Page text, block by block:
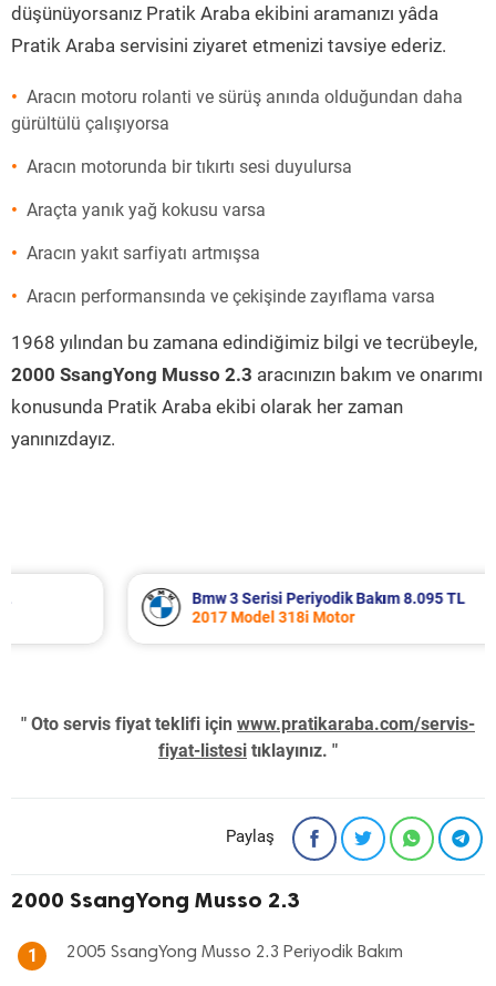
düşünüyorsanız Pratik Araba ekibini aramanızı yâda
Pratik Araba servisini ziyaret etmenizi tavsiye ederiz.
Aracın motoru rolanti ve sürüş anında olduğundan daha
gürültülü çalışıyorsa
Aracın motorunda bir tıkırtı sesi duyulursa
Araçta yanık yağ kokusu varsa
Aracın yakıt sarfiyatı artmışsa
Aracın performansında ve çekişinde zayıflama varsa
1968 yılından bu zamana edindiğimiz bilgi ve tecrübeyle,
2000 SsangYong Musso 2.3 aracınızın bakım ve onarımı
konusunda Pratik Araba ekibi olarak her zaman
yanınızdayız.
Bmw 3 Serisi Periyodik Bakım 8.095 TL
2017 Model 318i Motor
" Oto servis fiyat teklifi için www.pratikaraba.com/servis-
fiyat-listesi tıklayınız. "
Paylaş
2000 SsangYong Musso 2.3
1 2005 SsangYong Musso 2.3 Periyodik Bakım